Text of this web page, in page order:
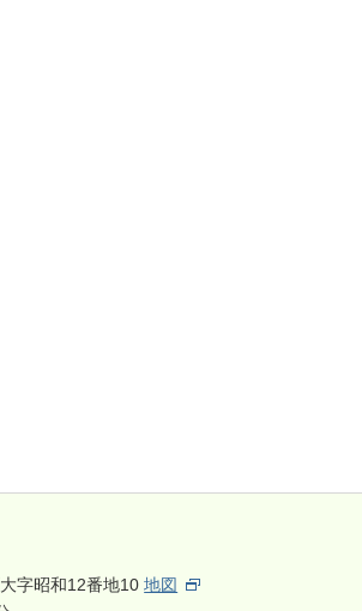
字昭和12番地10地図